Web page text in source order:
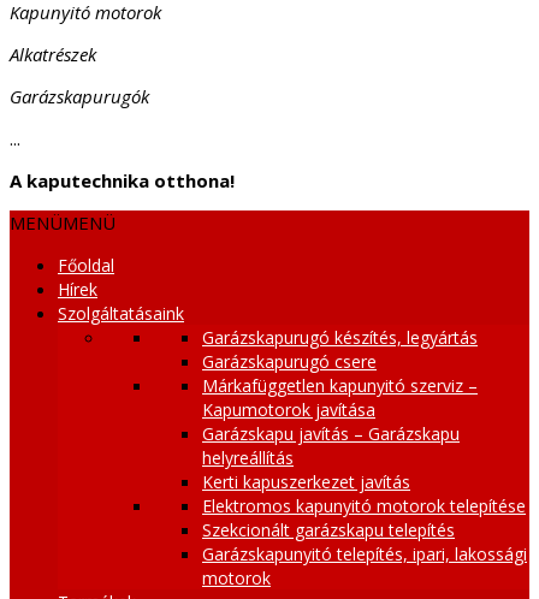
Kapunyitó motorok
Alkatrészek
Garázskapurugók
...
A kaputechnika otthona!
MENÜMENÜ
Főoldal
Hírek
Szolgáltatásaink
Garázskapurugó készítés, legyártás
Garázskapurugó csere
Márkafüggetlen kapunyitó szerviz –
Kapumotorok javítása
Garázskapu javítás – Garázskapu
helyreállítás
Kerti kapuszerkezet javítás
Elektromos kapunyitó motorok telepítése
Szekcionált garázskapu telepítés
Garázskapunyitó telepítés, ipari, lakossági
motorok